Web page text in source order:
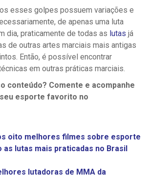
esses golpes possuem variações e
de apenas uma luta
dia, praticamente de todas as lutas já
de outras artes marciais mais antigas
Então, é possível encontrar
em outras práticas marciais.
conteúdo? Comente e acompanhe
esporte favorito no
oito melhores filmes sobre esporte
as lutas mais praticadas no Brasil
lutadoras de MMA da